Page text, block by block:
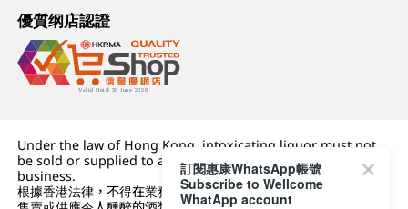
優質纲店認證
Under the law of Hong Kong, intoxicating liquor must not
be sold or supplied to a minor (under 18) in the course of
business.
根據香港法律，不得在業務過程中，向未成年人 (18 歲以下人士)
訂閱惠康WhatsApp帳號
Subscribe to Wellcome
WhatApp account